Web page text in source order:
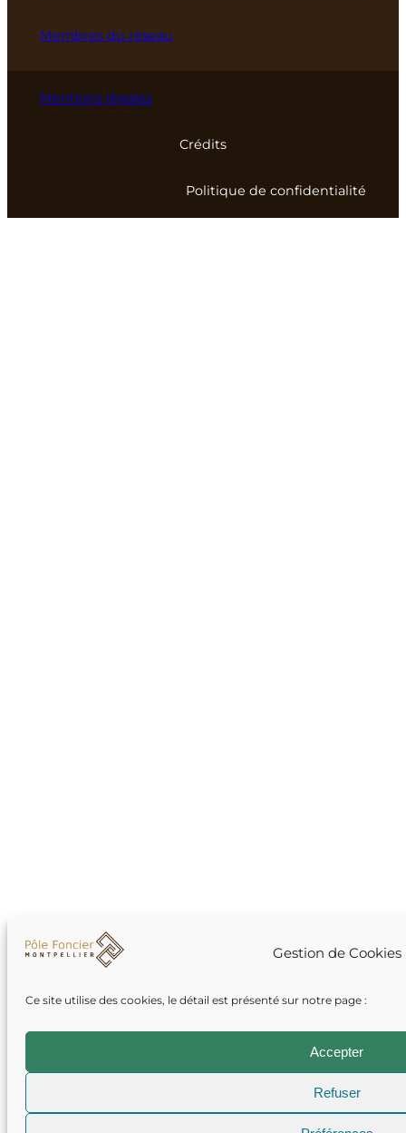
Gestion de Cookies
Ce site utilise des cookies, le détail est présenté sur notre page :
Accepter
Refuser
Membres du réseau
Mentions légales
Crédits
Politique de confidentialité